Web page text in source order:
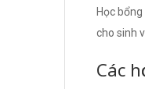
Học
cho sinh
Các